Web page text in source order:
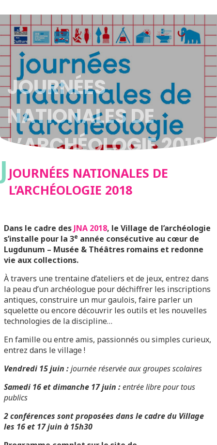
JOURNÉES
NATIONALES DE
L’ARCHÉOLOGIE 2018
J JOURNÉES NATIONALES DE
L’ARCHÉOLOGIE 2018
Dans le cadre des JNA 2018, le Village de l’archéologie
s’installe pour la 3e année consécutive au cœur de
Lugdunum – Musée & Théâtres romains et redonne
vie aux collections.
À travers une trentaine d’ateliers et de jeux, entrez dans
la peau d’un archéologue pour déchiffrer les inscriptions
antiques, construire un mur gaulois, faire parler un
squelette ou encore découvrir les outils et les nouvelles
technologies de la discipline…
En famille ou entre amis, passionnés ou simples curieux,
entrez dans le village !
Vendredi 15 juin :journée réservée aux groupes scolaires
Samedi 16 et dimanche 17 juin :entrée libre pour tous
publics
2 conférences sont proposées dans le cadre du Village
les 16 et 17 juin à 15h30